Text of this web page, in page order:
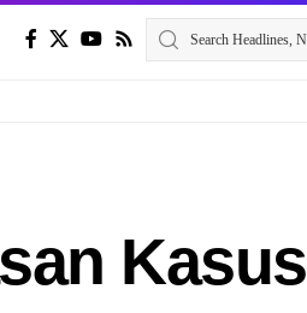
Kasus